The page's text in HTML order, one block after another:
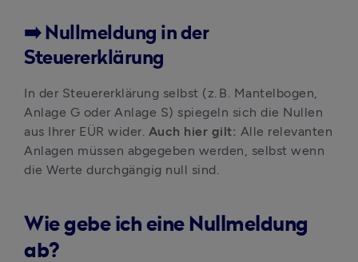
➡️ Nullmeldung in der
Steuererklärung
In der Steuererklärung selbst (z. B. Mantelbogen,
Anlage G oder Anlage S) spiegeln sich die Nullen
aus Ihrer EÜR wider. Auch hier gilt: Alle relevanten
Anlagen müssen abgegeben werden, selbst wenn
die Werte durchgängig null sind.
Wie gebe ich eine Nullmeldung
ab?